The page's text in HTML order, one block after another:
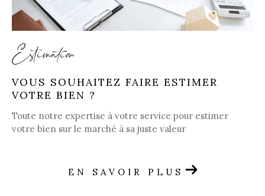
Estimation
VOUS SOUHAITEZ FAIRE ESTIMER
VOTRE BIEN ?
Toute notre expertise à votre service pour estimer
votre bien sur le marché à sa juste valeur
EN SAVOIR PLUS